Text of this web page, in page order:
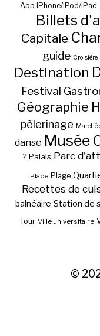
App iPhone/iPod/iPad
Billets
Capitale
guide Croisière
Destination
Festival
Géographie
pèlerinage Marché
danse Musée
? Palais Parc
Place Plage
Recettes de
balnéaire Station de
Tour Ville universitaire
©